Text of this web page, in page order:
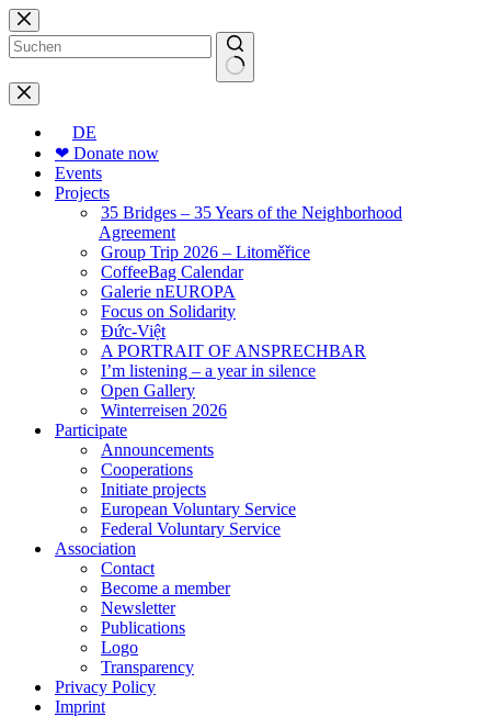
Skip
to
content
No
results
DE
❤ Donate now
Events
Projects
35 Bridges – 35 Years of the Neighborhood
Agreement
Group Trip 2026 – Litoměřice
CoffeeBag Calendar
Galerie nEUROPA
Focus on Solidarity
Đức-Việt
A PORTRAIT OF ANSPRECHBAR
I’m listening – a year in silence
Open Gallery
Winterreisen 2026
Participate
Announcements
Cooperations
Initiate projects
European Voluntary Service
Federal Voluntary Service
Association
Contact
Become a member
Newsletter
Publications
Logo
Transparency
Privacy Policy
Imprint